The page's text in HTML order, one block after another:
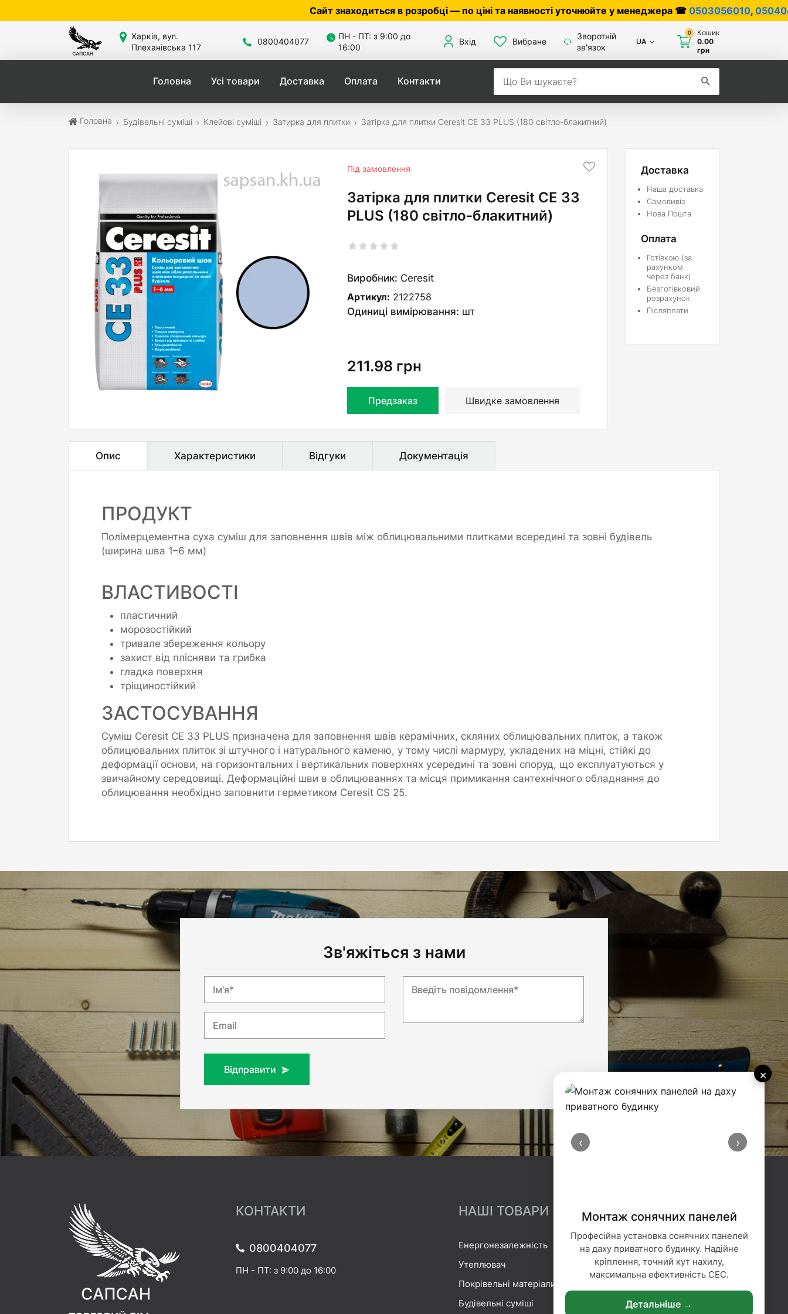
Сайт знаходиться в розробці — по ціні та наявності уточнюйте у менеджера ☎0503056010,0504042070
×
‹ ›
Монтаж сонячних панелей
Професійна установка сонячних панелей
на даху приватного будинку. Надійне
кріплення, точний кут нахилу,
максимальна ефективність СЕС.
Детальніше →
Харків, вул.
Плеханівська 117
0800404077
ПН - ПТ: з 9:00 до
16:00
Вхід Вибране
Зворотній
зв'язок
UA
0
Кошик
0.00
грн
Головна Усі товари Доставка Оплата Контакти
Головна Будівельні суміші Клейові суміші Затирка для плитки Затірка для плитки Ceresit СЕ 33 PLUS (180 світло-блакитний)
Під замовлення
Затірка для плитки Ceresit СЕ 33
PLUS (180 світло-блакитний)
Виробник: Ceresit
Артикул: 2122758
Одиниці вимірювання: шт
211.98 грн
Предзаказ Швидке замовлення
Доставка
Наша доставка
Самовивіз
Нова Пошта
Оплата
Готівкою (за
рахунком
через банк)
Безготівковий
розрахунок
Післяплати
Опис Характеристики Відгуки Документація
ПРОДУКТ
Полімерцементна суха суміш для заповнення швів між облицювальними плитками всередині та зовні будівель
(ширина шва 1–6 мм)
ВЛАСТИВОСТІ
пластичний
морозостійкий
тривале збереження кольору
захист від плісняви та грибка
гладка поверхня
тріщиностійкий
ЗАСТОСУВАННЯ
Суміш Ceresit СЕ 33 PLUS призначена для заповнення швів керамічних, скляних облицювальних плиток, а також
облицювальних плиток зі штучного і натурального каменю, у тому числі мармуру, укладених на міцні, стійкі до
деформації основи, на горизонтальних і вертикальних поверхнях усередині та зовні споруд, що експлуатуються у
звичайному середовищі. Деформаційні шви в облицюваннях та місця примикання сантехнічного обладнання до
облицювання необхідно заповнити герметиком Ceresit CS 25.
Зв'яжіться з нами
Ім'я*
Email
Введіть повідомлення*
Відправити
КОНТАКТИ
0800404077
ПН - ПТ: з 9:00 до 16:00
НАШІ ТОВАРИ
Енергонезалежність
Утеплювач
Покрівельні матеріали
Будівельні суміші
Гідроізоляція
Геотекстиль
Сітка та плівка